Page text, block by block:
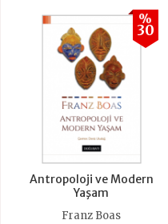
Antropoloji ve Modern
Yaşam
%
30
Franz Boas